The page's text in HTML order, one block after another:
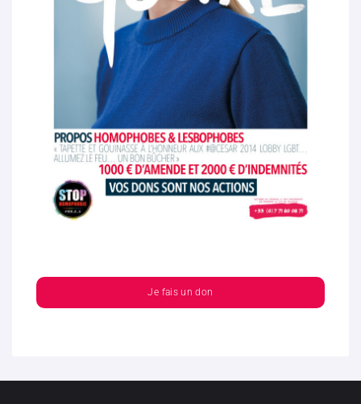
Je fais un don